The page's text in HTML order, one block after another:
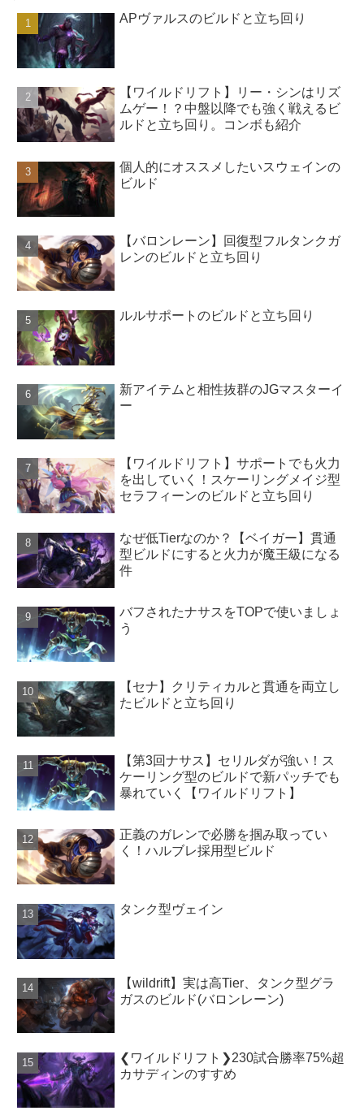
APヴァルスのビルドと立ち回り
【ワイルドリフト】リー・シンはリズ
ムゲー！？中盤以降でも強く戦えるビ
ルドと立ち回り。コンボも紹介
個人的にオススメしたいスウェインの
ビルド
【バロンレーン】回復型フルタンクガ
レンのビルドと立ち回り
ルルサポートのビルドと立ち回り
新アイテムと相性抜群のJGマスターイ
ー
【ワイルドリフト】サポートでも火力
を出していく！スケーリングメイジ型
セラフィーンのビルドと立ち回り
なぜ低Tierなのか？【ベイガー】貫通
型ビルドにすると火力が魔王級になる
件
バフされたナサスをTOPで使いましょ
う
【セナ】クリティカルと貫通を両立し
たビルドと立ち回り
【第3回ナサス】セリルダが強い！ス
ケーリング型のビルドで新パッチでも
暴れていく【ワイルドリフト】
正義のガレンで必勝を掴み取ってい
く！ハルブレ採用型ビルド
タンク型ヴェイン
【wildrift】実は高Tier、タンク型グラ
ガスのビルド(バロンレーン)
❮ワイルドリフト❯230試合勝率75%超
カサディンのすすめ